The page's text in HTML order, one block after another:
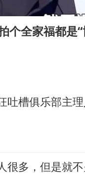
水遭遇暴雨五千余
“梅姨”真名谢家梅
业取消艺考 文化工作
个全家福都是
吐槽俱乐部主
很多，但是就不